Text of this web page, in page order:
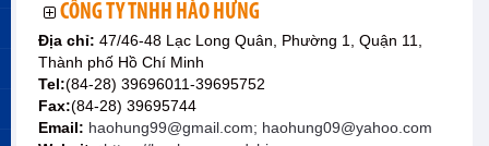
CÔNG TY TNHH HÀO HƯNG
Địa chỉ: 47/46-48 Lạc Long Quân, Phường 1, Quận 11,
Thành phố Hồ Chí Minh
Tel:(84-28) 39696011-39695752
Fax:(84-28) 39695744
Email: haohung99@gmail.com; haohung09@yahoo.com